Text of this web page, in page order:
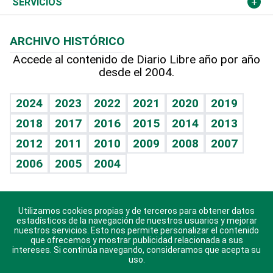
Hablando con el pediatra
Vida y familia
Eñe
Celebrando la vida
Sin complejos
En pocas palabras
Escuchando al corazón
Economía Personal
Línea de hit
TBT Deportivo
Más firmas
Hecho en casa
Guía del dinero
Cumpleaños
Horóscopos
Crucigramas
ARCHIVO HISTÓRICO
Accede al contenido de Diario Libre año por año
desde el 2004.
2024 2023 2022 2021 2020
2019
2018
2017 2016 2015 2014
2013
2012
2011 2010 2009 2008
2007
2006
2005 2004
Descarga nuestras aplicaciones para Android, iOS y
sistema Huawei.
Utilizamos cookies propias y de terceros para obtener datos
estadísticos de la navegación de nuestros usuarios y mejorar
nuestros servicios. Esto nos permite personalizar el contenido
que ofrecemos y mostrar publicidad relacionada a sus
intereses. Si continúa navegando, consideramos que acepta su
uso.